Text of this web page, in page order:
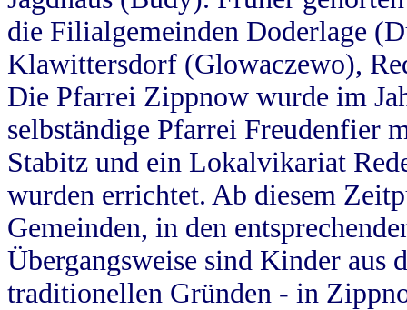
die Filialgemeinden Doderlage
Klawittersdorf (Glowaczewo),
Die Pfarrei Zippnow wurde im
selbständige Pfarrei Freudenfier
Stabitz und ein Lokalvikariat
wurden errichtet. Ab diesem
Gemeinden, in den
Übergangsweise sind Kinder aus
traditionellen Gründen - in